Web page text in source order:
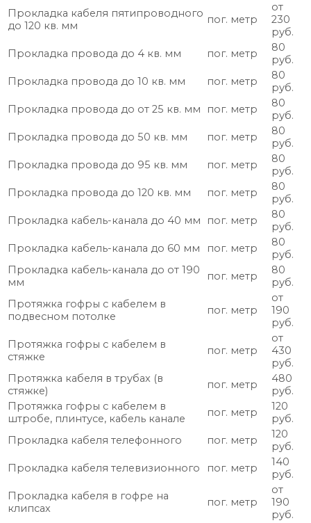
Прокладка кабеля пятипроводного
до 120 кв. мм
пог. метр
от
230
руб.
Прокладка провода до 4 кв. мм
пог. метр
80
руб.
Прокладка провода до 10 кв. мм
пог. метр
80
руб.
Прокладка провода до от 25 кв. мм
пог. метр
80
руб.
Прокладка провода до 50 кв. мм
пог. метр
80
руб.
Прокладка провода до 95 кв. мм
пог. метр
80
руб.
Прокладка провода до 120 кв. мм
пог. метр
80
руб.
Прокладка кабель-канала до 40 мм
пог. метр
80
руб.
Прокладка кабель-канала до 60 мм
пог. метр
80
руб.
Прокладка кабель-канала до от 190
мм
пог. метр
80
руб.
Протяжка гофры с кабелем в
подвесном потолке
пог. метр
от
190
руб.
Протяжка гофры с кабелем в
стяжке
пог. метр
от
430
руб.
Протяжка кабеля в трубах (в
стяжке)
пог. метр
480
руб.
Протяжка гофры с кабелем в
штробе, плинтусе, кабель канале
пог. метр
120
руб.
Прокладка кабеля телефонного
пог. метр
120
руб.
Прокладка кабеля телевизионного
пог. метр
140
руб.
Прокладка кабеля в гофре на
клипсах
пог. метр
от
190
руб.